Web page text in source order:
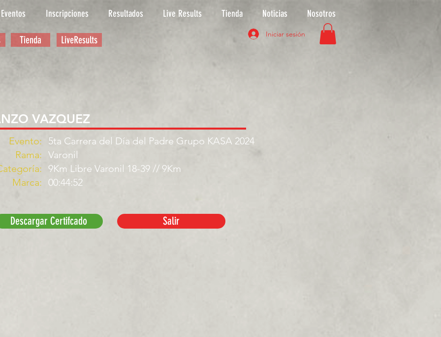
Eventos Inscripciones Resultados Live Results Tienda Noticias Nosotros
Iniciar sesión
Tienda LiveResults
VAZQUEZ
Evento:
Rama:
Marca:
5ta Carrera del Día del Padre Grupo KASA 2024
Varonil
9Km Libre Varonil 18-39 // 9Km
00:44:52
Descargar Certifcado Salir